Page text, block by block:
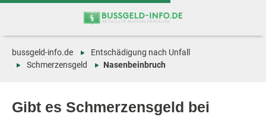
Zum
Zur
Gibt es Schmerzensgeld bei
bussgeld-info.de
Entschädigung nach Unfall
Schmerzensgeld
Nasenbeinbruch